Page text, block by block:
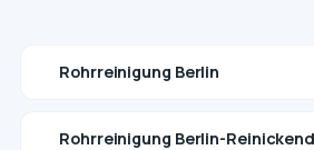
Rohrreinigung Berlin
Rohrreinigung Berlin-